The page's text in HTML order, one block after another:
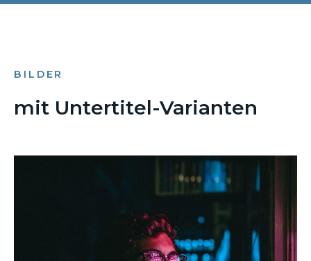
BILDER
mit Untertitel-Varianten